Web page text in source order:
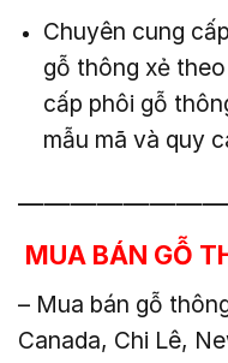
Chuyên cung
gỗ thông xẻ
cấp phôi gỗ
mẫu mã và quy
MUA BÁN GỖ
– Mua bán gỗ
Canada, Chi Lê,